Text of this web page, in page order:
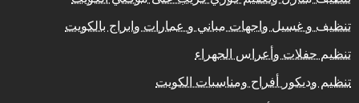
تنظيف و غسيل واجهات مباني و عمارات وابراج بالكويت
تنظيم حفلات وأعراس الجهراء
تنظيم وديكور أفراح ومناسبات الكويت